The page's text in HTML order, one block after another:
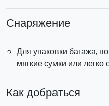
Снаряжение
Для упаковки багажа,
мягкие сумки или
Как добраться